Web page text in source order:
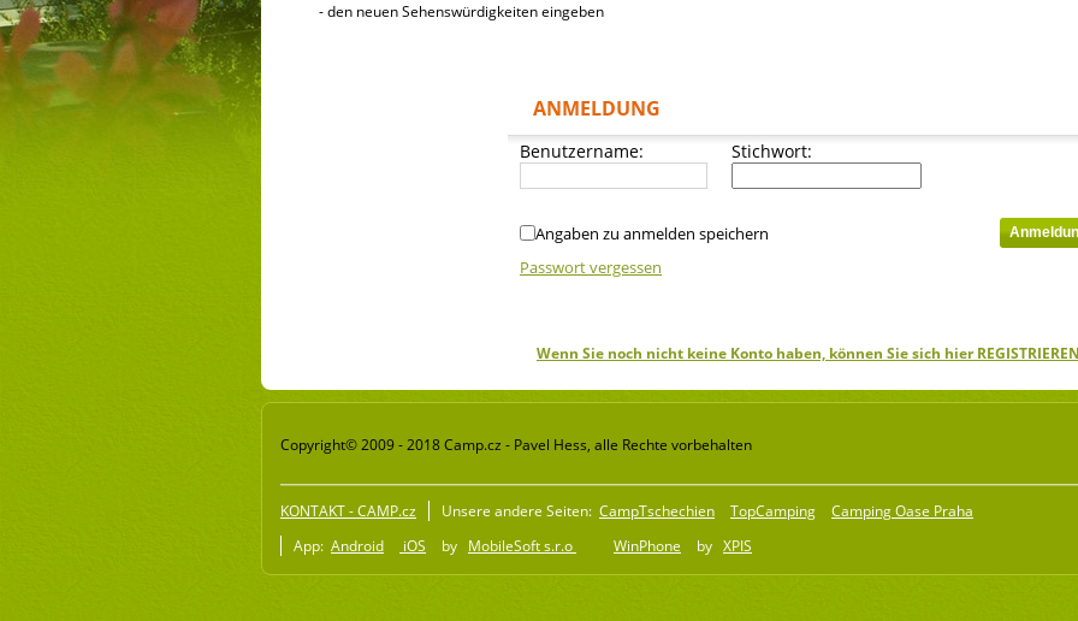
- den neuen Sehenswürdigkeiten eingeben
ANMELDUNG
Benutzername: Stichwort:
Angaben zu anmelden speichern
Passwort vergessen
Wenn Sie noch nicht keine Konto haben, können Sie sich hier
Copyright© 2009 - 2018 Camp.cz - Pavel Hess, alle Rechte vorbehalten
KONTAKT - CAMP.cz Unsere andere Seiten: CampTschechien TopCamping
Camping Oase Praha
App: Android iOS by MobileSoft s.r.o WinPhone by XPIS